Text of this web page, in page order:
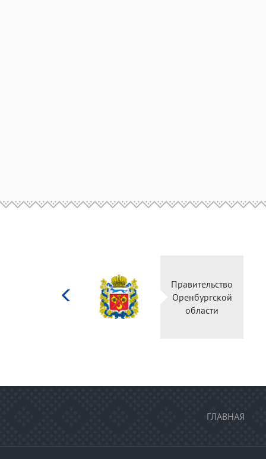
Правительство
Оренбургской
области
ГЛАВНАЯ